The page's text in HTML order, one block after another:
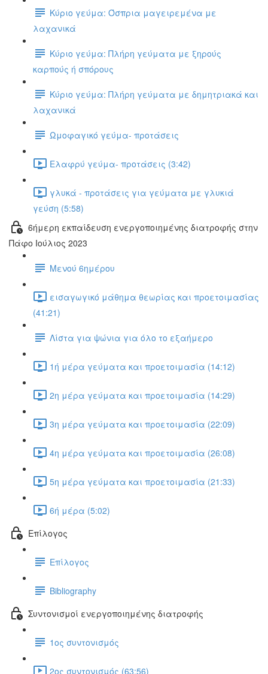
Κύριο γεύμα: Όσπρια μαγειρεμένα με
λαχανικά
Κύριο γεύμα: Πλήρη γεύματα με ξηρούς
καρπούς ή σπόρους
Κύριο γεύμα: Πλήρη γεύματα με δημητριακά και
λαχανικά
Ωμοφαγικό γεύμα- προτάσεις
Ελαφρύ γεύμα- προτάσεις (3:42)
γλυκά - προτάσεις για γεύματα με γλυκιά
γεύση (5:58)
6ήμερη εκπαίδευση ενεργοποιημένης διατροφής στην
Πάφο Ιούλιος 2023
Μενού 6ημέρου
εισαγωγικό μάθημα θεωρίας και προετοιμασίας
(41:21)
Λίστα για ψώνια για όλο το εξαήμερο
1ή μέρα γεύματα και προετοιμασία (14:12)
2η μέρα γεύματα και προετοιμασία (14:29)
3η μέρα γεύματα και προετοιμασία (22:09)
4η μέρα γεύματα και προετοιμασία (26:08)
5η μέρα γεύματα και προετοιμασία (21:33)
6ή μέρα (5:02)
Επίλογος
Επίλογος
Bibliography
Συντονισμοί ενεργοποιημένης διατροφής
1ος συντονισμός
2ος συντονισμός (63:56)